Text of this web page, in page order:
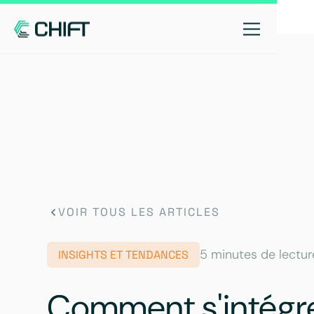
VOIR TOUS LES ARTICLES
INSIGHTS ET TENDANCES 5 minutes de